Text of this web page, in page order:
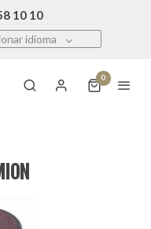
10 10
idioma
0